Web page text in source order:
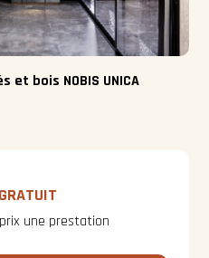
bois NOBIS UNICA
une prestation